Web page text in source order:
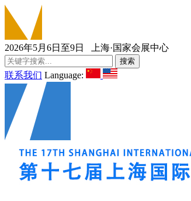
2026年5月6日至9日 上海·国家会展中心
联系我们 Language: